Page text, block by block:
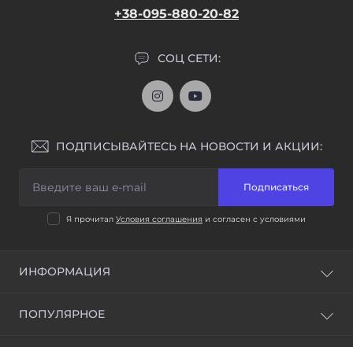
+38-095-880-20-82
СОЦ СЕТИ:
ПОДПИСЫВАЙТЕСЬ НА НОВОСТИ И АКЦИИ:
Подписаться
Я прочитал Условия соглашения и согласен с условиями
ИНФОРМАЦИЯ
Условия соглашения
ПОПУЛЯРНОЕ